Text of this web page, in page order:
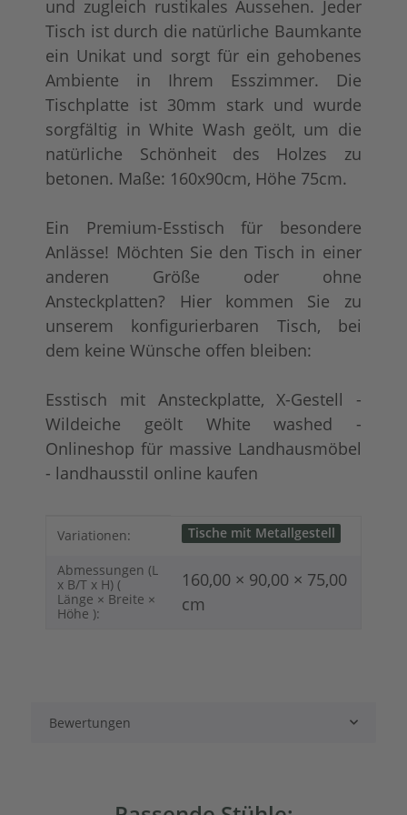
und zugleich rustikales Aussehen. Jeder
Tisch ist durch die natürliche Baumkante
ein Unikat und sorgt für ein gehobenes
Ambiente in Ihrem Esszimmer. Die
Tischplatte ist 30mm stark und wurde
sorgfältig in White Wash geölt, um die
natürliche Schönheit des Holzes zu
betonen. Maße: 160x90cm, Höhe 75cm.
Ein Premium-Esstisch für besondere
Anlässe! Möchten Sie den Tisch in einer
anderen Größe oder ohne
Ansteckplatten? Hier kommen Sie zu
unserem konfigurierbaren Tisch, bei
dem keine Wünsche offen bleiben:
Esstisch mit Ansteckplatte, X-Gestell -
Wildeiche geölt White washed -
Onlineshop für massive Landhausmöbel
- landhausstil online kaufen
Produkteigenschaft
Wert
Variationen: Tische mit Metallgestell
Abmessungen (L
x B/T x H) (
Länge × Breite ×
Höhe ):
160,00 × 90,00 × 75,00
cm
Bewertungen